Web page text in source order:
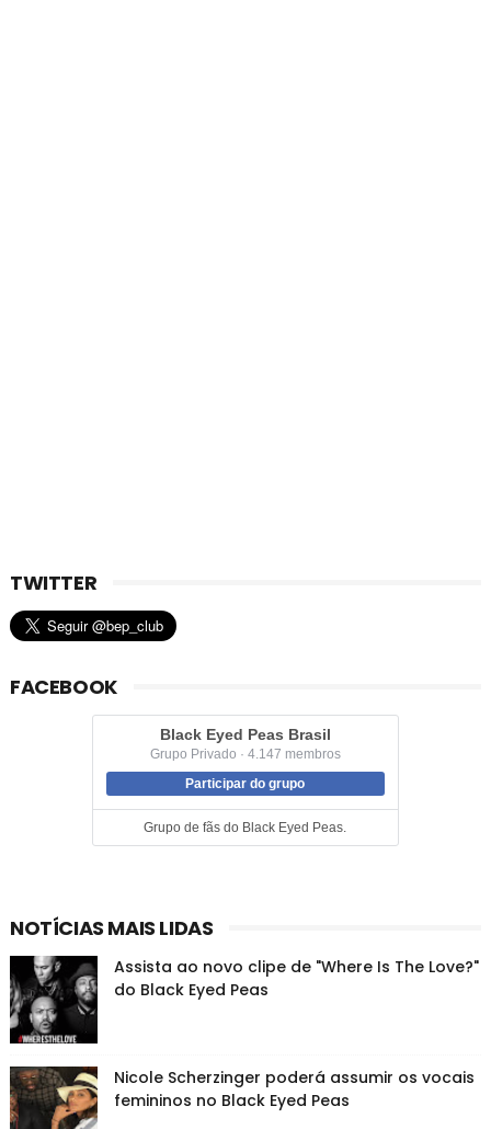
TWITTER
FACEBOOK
Black Eyed Peas Brasil
Grupo Privado · 4.147 membros
Participar do grupo
Grupo de fãs do Black Eyed Peas.
NOTÍCIAS MAIS LIDAS
Assista ao novo clipe de "Where Is The Love?"
do Black Eyed Peas
Nicole Scherzinger poderá assumir os vocais
femininos no Black Eyed Peas